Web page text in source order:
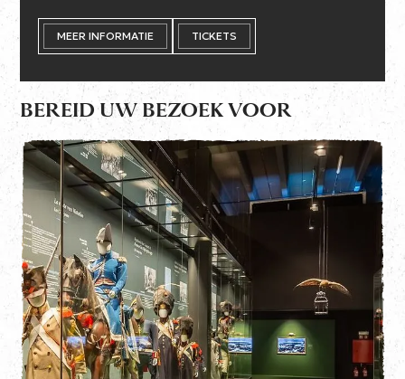
MEER INFORMATIE TICKETS
BEREID UW BEZOEK VOOR